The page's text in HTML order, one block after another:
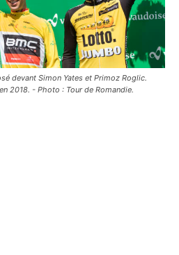
devant Simon Yates et Primoz Roglic.
2018. - Photo : Tour de Romandie.